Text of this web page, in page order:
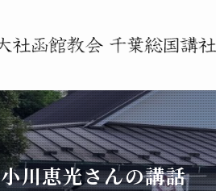
小川恵光さんの講話